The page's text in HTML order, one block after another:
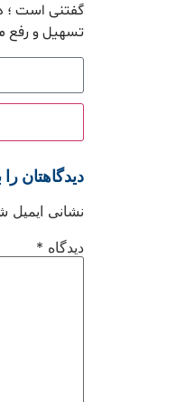
تسهیل و رفع
دیدگاهتان را
نشانی ایمیل
دیدگاه *